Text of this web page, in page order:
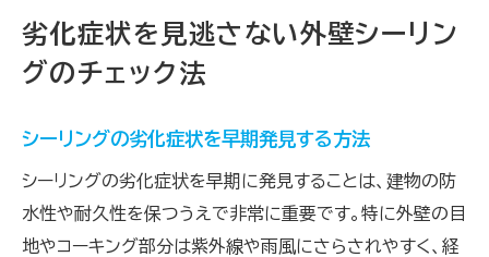
劣化症状を見逃さない外壁シーリン
グのチェック法
シーリングの劣化症状を早期発見する方法
シーリングの劣化症状を早期に発見することは、建物の防
水性や耐久性を保つうえで非常に重要です。特に外壁の目
地やコーキング部分は紫外線や雨風にさらされやすく、経